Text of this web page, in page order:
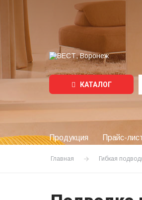
КАТАЛОГ
Продукция Прайс-
Главная Гибкая